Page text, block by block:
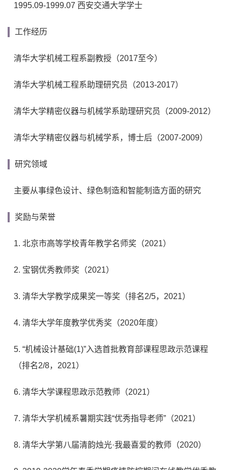
1995.09-1999.07 西安交通大学学士
工作经历
清华大学机械工程系副教授（2017至今）
清华大学机械工程系助理研究员（2013-2017）
清华大学精密仪器与机械学系助理研究员（2009-2012）
清华大学精密仪器与机械学系，博士后（2007-2009）
研究领域
主要从事绿色设计、绿色制造和智能制造方面的研究
奖励与荣誉
1. 北京市高等学校青年教学名师奖（2021）
2. 宝钢优秀教师奖（2021）
3. 清华大学教学成果奖一等奖（排名2/5，2021）
4. 清华大学年度教学优秀奖（2020年度）
5. “机械设计基础(1)”入选首批教育部课程思政示范课程
（排名2/8，2021）
6. 清华大学课程思政示范教师（2021）
7. 清华大学机械系暑期实践“优秀指导老师”（2021）
8. 清华大学第八届清韵烛光·我最喜爱的教师（2020）